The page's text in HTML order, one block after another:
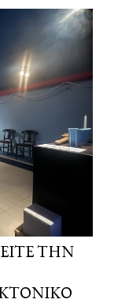
ΤΗΝ